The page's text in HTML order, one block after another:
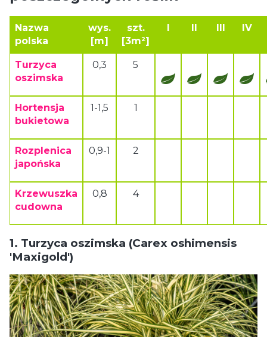
Nazwa
polska
wys.
[m]
szt.
[3m²]
I II III IV
Turzyca
oszimska
0,3 5
Hortensja
bukietowa
1-1,5 1
Rozplenica
japońska
0,9-1 2
Krzewuszka
cudowna
0,8 4
1. Turzyca oszimska (Carex oshimensis
'Maxigold')